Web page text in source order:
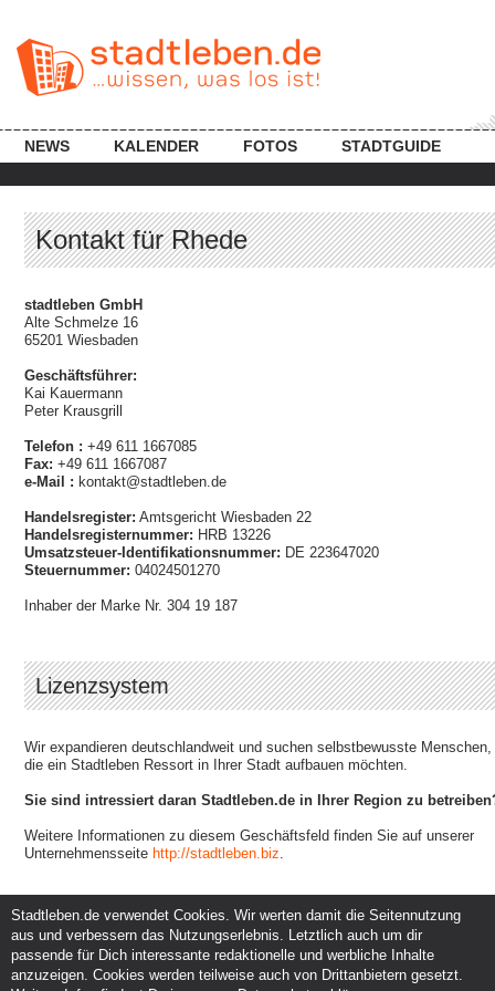
NEWS KALENDER FOTOS STADTGUIDE
Kontakt für Rhede
stadtleben GmbH
Alte Schmelze 16
65201 Wiesbaden
Geschäftsführer:
Kai Kauermann
Peter Krausgrill
Telefon : +49 611 1667085
Fax: +49 611 1667087
e-Mail : kontakt@stadtleben.de
Handelsregister: Amtsgericht Wiesbaden 22
Handelsregisternummer: HRB 13226
Umsatzsteuer-Identifikationsnummer: DE 223647020
Steuernummer: 04024501270
Inhaber der Marke Nr. 304 19 187
Lizenzsystem
Wir expandieren deutschlandweit und suchen selbstbewusste Menschen,
die ein Stadtleben Ressort in Ihrer Stadt aufbauen möchten.
Sie sind intressiert daran Stadtleben.de in Ihrer Region zu
Weitere Informationen zu diesem Geschäftsfeld finden Sie auf unserer
Unternehmensseite http://stadtleben.biz.
Service und Support
Kontakt
Hilfe
Kunden und Partner
Events eintragen
Werbung & Promotion
Stadtleben.de verwendet Cookies. Wir werten damit die Seitennutzung
aus und verbessern das Nutzungserlebnis. Letztlich auch um dir
passende für Dich interessante redaktionelle und werbliche Inhalte
anzuzeigen. Cookies werden teilweise auch von Drittanbietern gesetzt.